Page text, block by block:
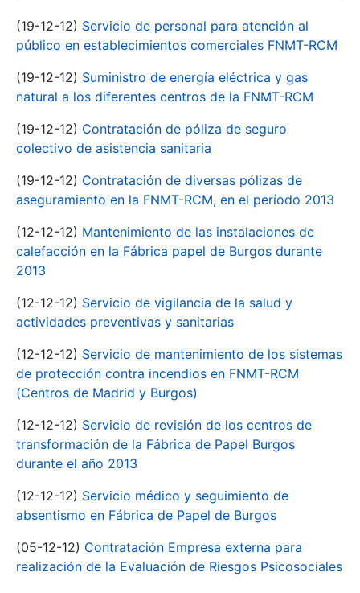
(19-12-12) Servicio de personal para atención al
público en establecimientos comerciales FNMT-RCM
(19-12-12) Suministro de energía eléctrica y gas
natural a los diferentes centros de la FNMT-RCM
(19-12-12) Contratación de póliza de seguro
colectivo de asistencia sanitaria
(19-12-12) Contratación de diversas pólizas de
aseguramiento en la FNMT-RCM, en el período 2013
(12-12-12) Mantenimiento de las instalaciones de
calefacción en la Fábrica papel de Burgos durante
2013
(12-12-12) Servicio de vigilancia de la salud y
actividades preventivas y sanitarias
(12-12-12) Servicio de mantenimiento de los sistemas
de protección contra incendios en FNMT-RCM
(Centros de Madrid y Burgos)
(12-12-12) Servicio de revisión de los centros de
transformación de la Fábrica de Papel Burgos
durante el año 2013
(12-12-12) Servicio médico y seguimiento de
absentismo en Fábrica de Papel de Burgos
(05-12-12) Contratación Empresa externa para
realización de la Evaluación de Riesgos Psicosociales